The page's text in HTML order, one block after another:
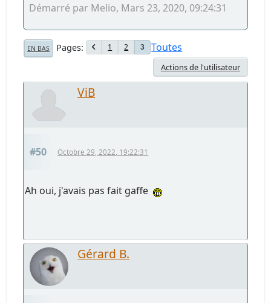
Démarré par Melio, Mars 23, 2020, 09:24:31
EN BAS Pages 1 2 3 Toutes
Actions de l'utilisateur
ViB
#50 Octobre 29, 2022, 19:22:31
Ah oui, j'avais pas fait gaffe
Gérard B.